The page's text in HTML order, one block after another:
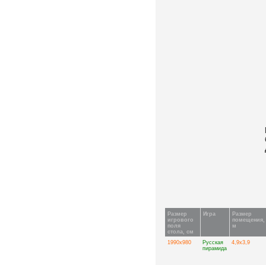
Размер
игрового
поля
стола, см
Игра
Размер
помещения,
м
1990х980
Русская
пирамида
4,9х3,9